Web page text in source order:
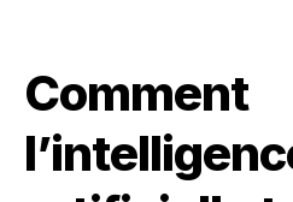
Comment